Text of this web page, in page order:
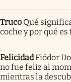
Truco Qué
coche y por qué
FelicidadFiódor
no fue feliz al
mientras la